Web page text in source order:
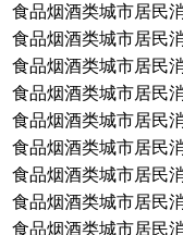
食品烟酒类城市居民
食品烟酒类城市居民
食品烟酒类城市居民
食品烟酒类城市居民
食品烟酒类城市居民
食品烟酒类城市居民
食品烟酒类城市居民
食品烟酒类城市居民
食品烟酒类城市居民